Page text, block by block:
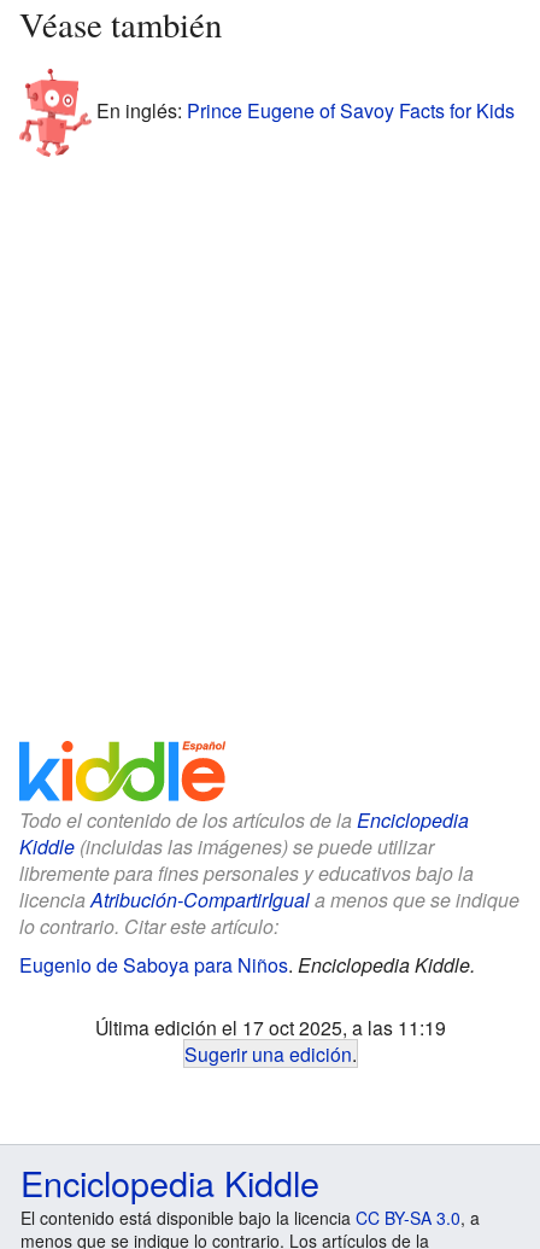
Véase también
En inglés: Prince Eugene of Savoy Facts for Kids
Todo el contenido de los artículos de la Enciclopedia
Kiddle (incluidas las imágenes) se puede utilizar
libremente para fines personales y educativos bajo la
licenciaAtribución-CompartirIguala menos que se indique
lo contrario. Citar este artículo:
Eugenio de Saboya para Niños. Enciclopedia Kiddle.
Última edición el 17 oct 2025, a las 11:19
Sugerir una edición.
Enciclopedia Kiddle
El contenido está disponible bajo la licencia CC BY-SA 3.0, a
menos que se indique lo contrario. Los artículos de la